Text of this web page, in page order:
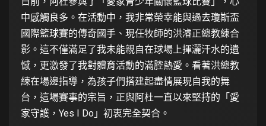
中感觸良多。在活動中，我非常榮幸能與過去瓊斯盃
國際籃球賽的傳奇國手、現任牧師的洪濬正總教練合
影。這不僅滿足了我未能親自在球場上揮灑汗水的遺
憾，更激發了我對體育活動的滿腔熱愛。看著洪總教
練在場邊指導，為孩子們搭建起盡情展現自我的舞
台，這場賽事的宗旨，正與阿杜一直以來堅持的「愛
家守護，Yes I Do」初衷完全契合。